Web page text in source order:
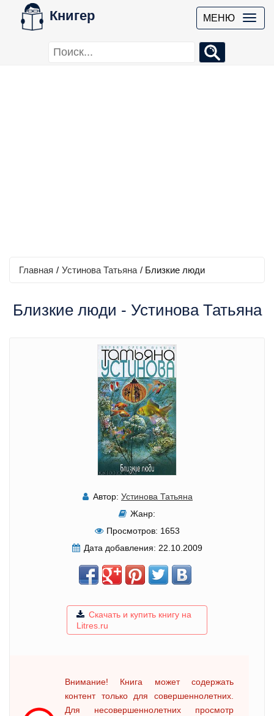
Книгер МЕНЮ
Главная / Устинова Татьяна / Близкие люди
Близкие люди - Устинова Татьяна
Автор: Устинова Татьяна
Жанр:
Просмотров: 1653
Дата добавления: 22.10.2009
Скачать и купить книгу на
Litres.ru
Внимание! Книга может содержать
контент только для совершеннолетних.
Для несовершеннолетних просмотр